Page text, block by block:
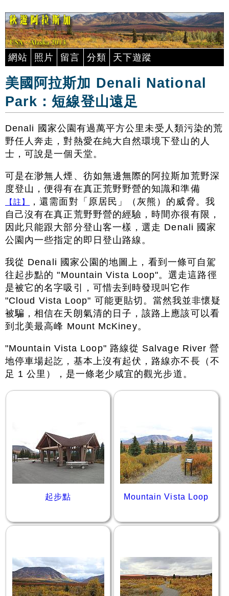
網站 照片 留言 分類 天下遊蹤
美國阿拉斯加 Denali National
Park：短線登山遠足
Denali 國家公園有過萬平方公里未受人類污染的荒
野任人奔走，對熱愛在純大自然環境下登山的人
士，可說是一個天堂。
可是在渺無人煙、彷如無邊無際的阿拉斯加荒野深
度登山，便得有在真正荒野野營的知識和準備
【註】
，還需面對「原居民」（灰熊）的威脅。我
自己沒有在真正荒野野營的經驗，時間亦很有限，
因此只能跟大部分登山客一樣，選走 Denali 國家
公園內一些指定的即日登山路線。
我從 Denali 國家公園的地圖上，看到一條可自駕
往起步點的 "Mountain Vista Loop"。選走這路徑
是被它的名字吸引，可惜去到時發現叫它作
"Cloud Vista Loop" 可能更貼切。當然我並非懷疑
被騙，相信在天朗氣清的日子，該路上應該可以看
到北美最高峰 Mount McKiney。
"Mountain Vista Loop" 路線從 Salvage River 營
地停車場起訖，基本上沒有起伏，路線亦不長（不
足 1 公里），是一條老少咸宜的觀光步道。
起步點 Mountain Vista Loop